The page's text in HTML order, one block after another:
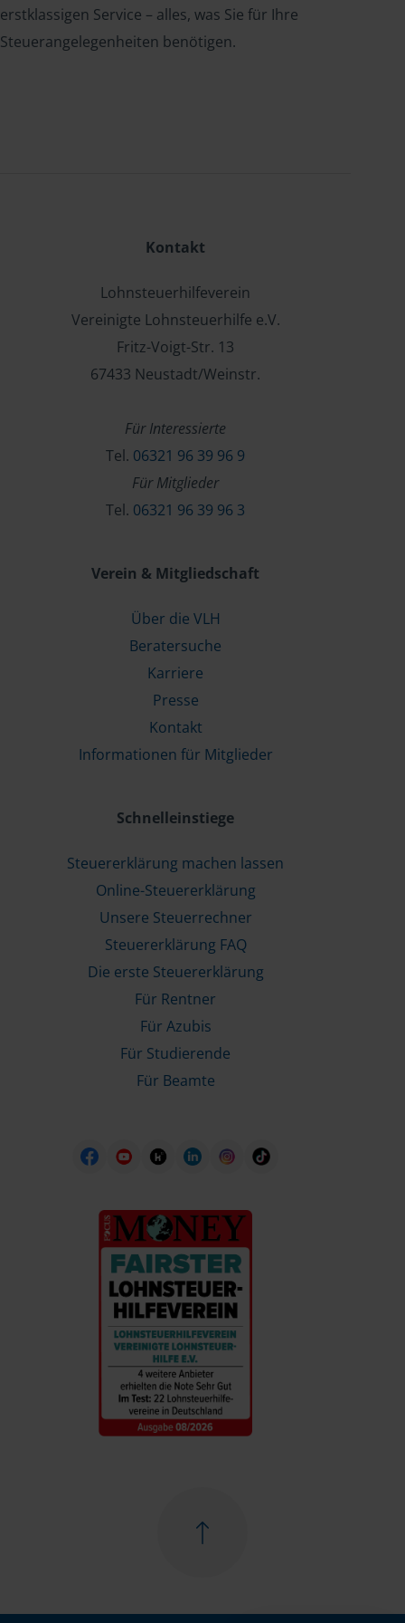
erstklassigen Service – alles, was Sie für Ihre
Steuerangelegenheiten benötigen.
Kontakt
Lohnsteuerhilfeverein
Vereinigte Lohnsteuerhilfe e.V.
Fritz-Voigt-Str. 13
67433 Neustadt/Weinstr.
Für Interessierte
Tel. 06321 96 39 96 9
Für Mitglieder
Tel. 06321 96 39 96 3
Verein & Mitgliedschaft
Über die VLH
Beratersuche
Karriere
Presse
Kontakt
Informationen für Mitglieder
Schnelleinstiege
Steuererklärung machen lassen
Online-Steuererklärung
Unsere Steuerrechner
Steuererklärung FAQ
Die erste Steuererklärung
Für Rentner
Für Azubis
Für Studierende
Für Beamte